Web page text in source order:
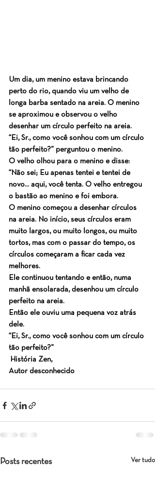
Um dia, um menino estava brincando
perto do rio, quando viu um velho de
longa barba sentado na areia. O menino
se aproximou e observou o velho
desenhar um círculo perfeito na areia.
“Ei, Sr., como você sonhou com um círculo
tão perfeito?” perguntou o menino.
O velho olhou para o menino e disse:
“Não sei; Eu apenas tentei e tentei de
novo... aqui, você tenta. O velho entregou
o bastão ao menino e foi embora.
O menino começou a desenhar círculos
na areia. No início, seus círculos eram
muito largos, ou muito longos, ou muito
tortos, mas com o passar do tempo, os
círculos começaram a ficar cada vez
melhores.
Ele continuou tentando e então, numa
manhã ensolarada, desenhou um círculo
perfeito na areia.
Então ele ouviu uma pequena voz atrás
dele.
“Ei, Sr., como você sonhou com um círculo
tão perfeito?”
História Zen,
Autor desconhecido​
Posts recentes Ver tudo